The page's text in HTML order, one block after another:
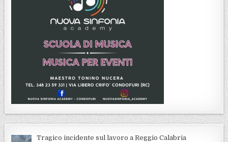
Tragico incidente sul lavoro a Reggio Calabria